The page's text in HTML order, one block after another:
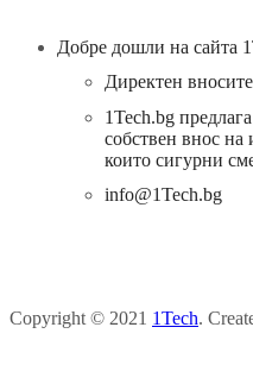
Добре дошли на сайта
Директен
1Tech.bg
собствен внос
които сигурни
info@1Tech.bg
Copyright © 2021 1Tech.